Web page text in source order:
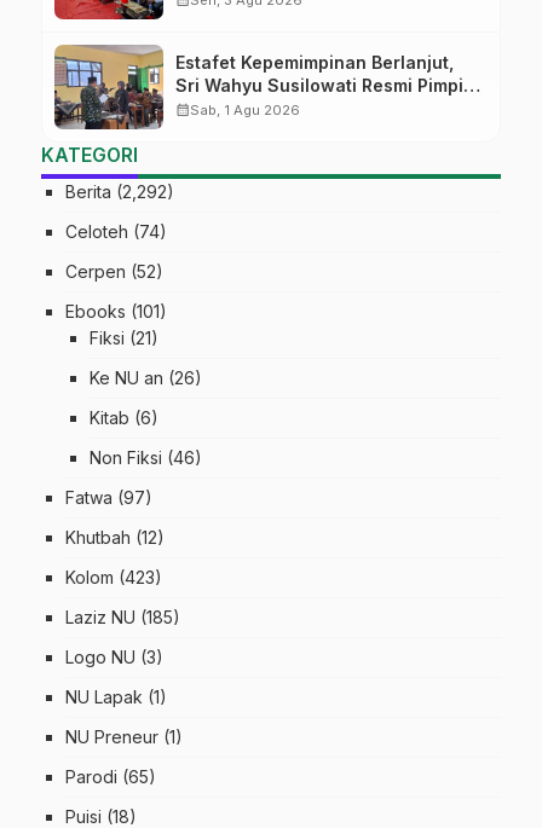
Estafet Kepemimpinan Berlanjut,
Sri Wahyu Susilowati Resmi Pimpin
MTs Ma’arif Sapuran
calendar_monthSab, 1 Agu 2026
KATEGORI
Berita (2,292)
Celoteh (74)
Cerpen (52)
Ebooks (101)
Fiksi (21)
Ke NU an (26)
Kitab (6)
Non Fiksi (46)
Fatwa (97)
Khutbah (12)
Kolom (423)
Laziz NU (185)
Logo NU (3)
NU Lapak (1)
NU Preneur (1)
Parodi (65)
Puisi (18)